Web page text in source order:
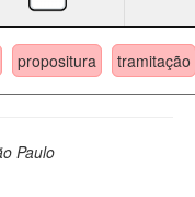
propositura tramitação
Paulo